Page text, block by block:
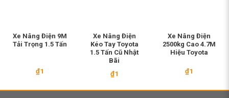
Xe Nâng Điện 9M
Tải Trọng 1.5 Tấn
₫1
Xe Nâng Điện
Kéo Tay Toyota
1.5 Tấn Cũ Nhật
Bãi
₫1
Xe Nâng Điện
2500kg Cao 4.7M
Hiệu Toyota
₫1